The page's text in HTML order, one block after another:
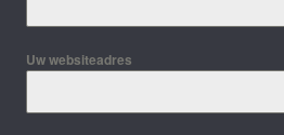
Uw websiteadres